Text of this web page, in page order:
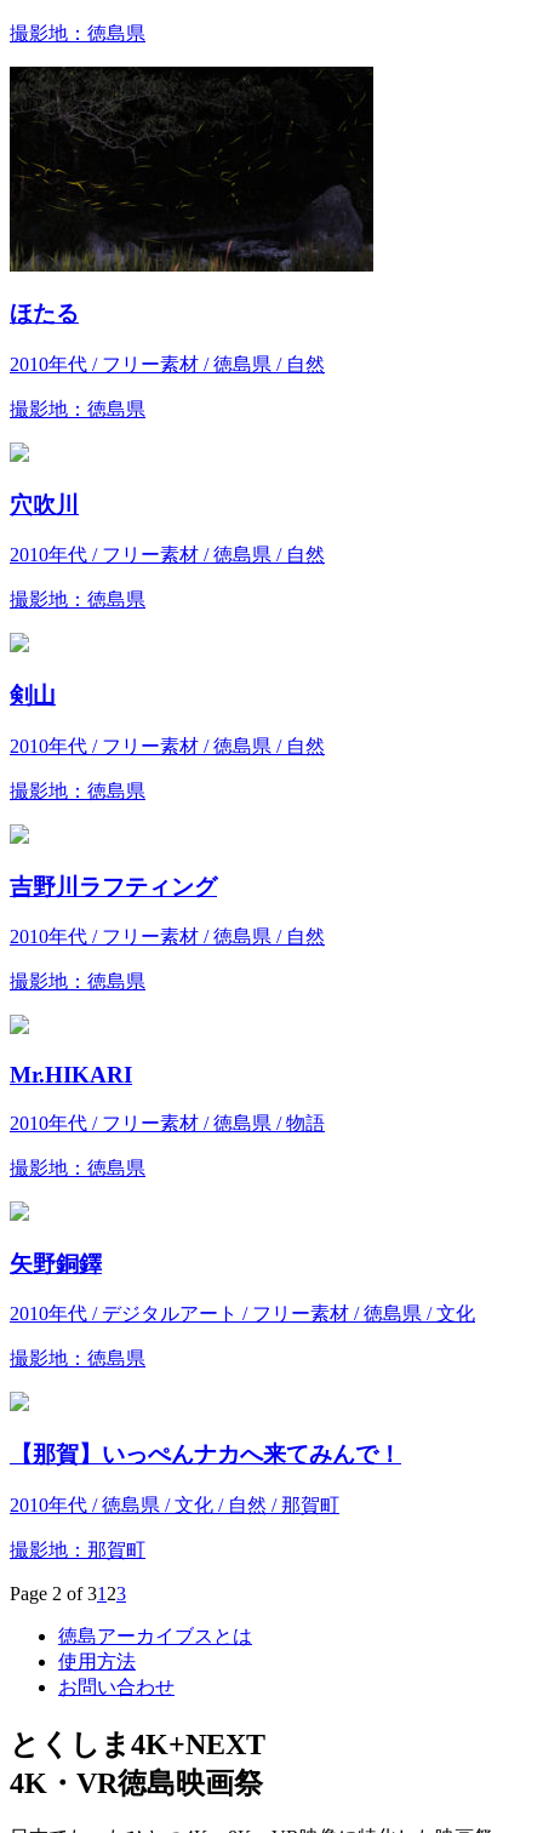
撮影地：徳島県
ほたる
2010年代 / フリー素材 / 徳島県 / 自然
撮影地：徳島県
穴吹川
2010年代 / フリー素材 / 徳島県 / 自然
撮影地：徳島県
剣山
2010年代 / フリー素材 / 徳島県 / 自然
撮影地：徳島県
吉野川ラフティング
2010年代 / フリー素材 / 徳島県 / 自然
撮影地：徳島県
Mr.HIKARI
2010年代 / フリー素材 / 徳島県 / 物語
撮影地：徳島県
矢野銅鐸
2010年代 / デジタルアート / フリー素材 / 徳島県 / 文化
撮影地：徳島県
【那賀】いっぺんナカへ来てみんで！
2010年代 / 徳島県 / 文化 / 自然 / 那賀町
撮影地：那賀町
Page 2 of 31 23
徳島アーカイブスとは
使用方法
お問い合わせ
とくしま4K+NEXT
4K・VR徳島映画祭